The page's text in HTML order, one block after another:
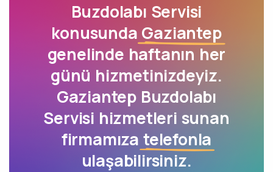
Buzdolabı Servisi
konusunda Gaziantep
genelinde haftanın her
günü hizmetinizdeyiz.
Gaziantep Buzdolabı
Servisi hizmetleri sunan
firmamıza telefonla
ulaşabilirsiniz.